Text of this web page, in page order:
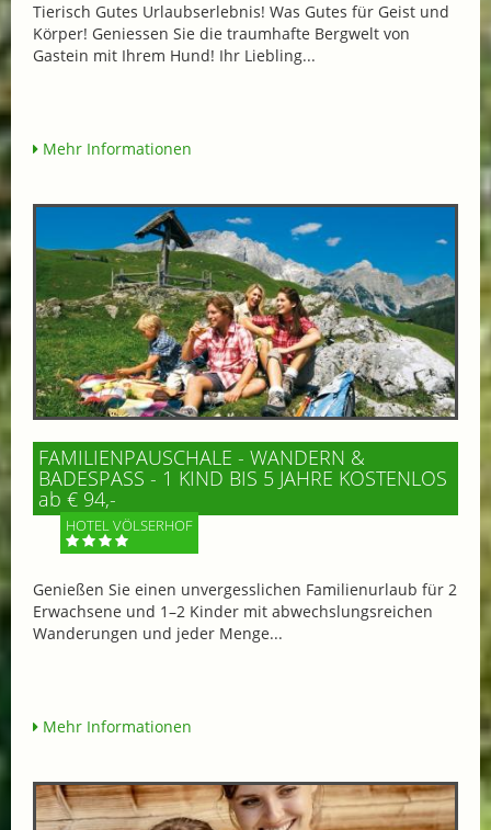
Tierisch Gutes Urlaubserlebnis! Was Gutes für Geist und
Körper! Geniessen Sie die traumhafte Bergwelt von
Gastein mit Ihrem Hund! Ihr Liebling...
Mehr Informationen
FAMILIENPAUSCHALE - WANDERN &
BADESPASS - 1 KIND BIS 5 JAHRE KOSTENLOS
ab € 94,-
HOTEL VÖLSERHOF
Genießen Sie einen unvergesslichen Familienurlaub für 2
Erwachsene und 1–2 Kinder mit abwechslungsreichen
Wanderungen und jeder Menge...
Mehr Informationen